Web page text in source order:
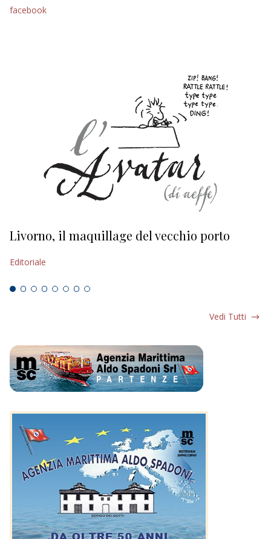
NAUTICA
facebook
Livorno, il maquillage del vecchio porto
Editoriale
Vedi Tutti